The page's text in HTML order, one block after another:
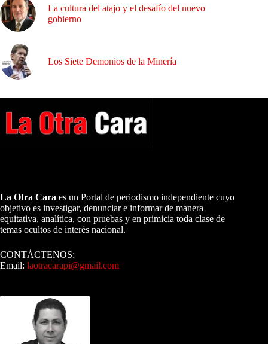
La cultura del atajo y el desafío del nuevo
gobierno
Los Siete Demonios de la Minería
La Otra Cara es un Portal de periodismo independiente cuyo
objetivo es investigar, denunciar e informar de manera
equitativa, analítica, con pruebas y en primicia toda clase de
temas ocultos de interés nacional.
CONTÁCTENOS:
Email: laotracarapi@gmail.com